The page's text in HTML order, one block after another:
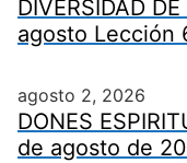
DIVERSIDAD
agosto Lección
agosto 2, 2026
DONES
de agosto de